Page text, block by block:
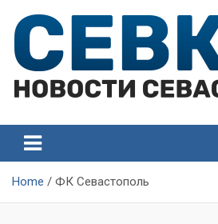
content
Севастополя
Севастополя
Home ФК Севастополь